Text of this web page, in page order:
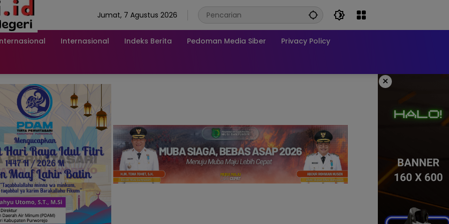
Jumat, 7 Agustus 2026
Internasional Indeks Berita Pedoman Media Siber Privacy Policy
×